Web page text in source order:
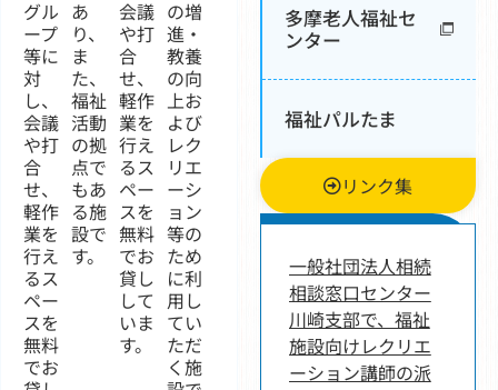
多摩老人福祉セ
ンター
福祉パルたま
リンク集
新着情報
一般社団法人相続
相談窓口センター
川崎支部で、福祉
施設向けレクリエ
ーション講師の派
グル
ープ
等に
対
し、
会議
や打
合
せ、
軽作
業を
行え
るス
ペー
スを
無料
でお
あ
り、
ま
た、
福祉
活動
の拠
点で
もあ
る施
設で
す。
会議
や打
合
せ、
軽作
業を
行え
るス
ペー
スを
無料
でお
貸し
して
いま
す。
の増
進・
教養
の向
上お
よび
レク
リエ
ーシ
ョン
等の
ため
に利
用し
てい
ただ
く施